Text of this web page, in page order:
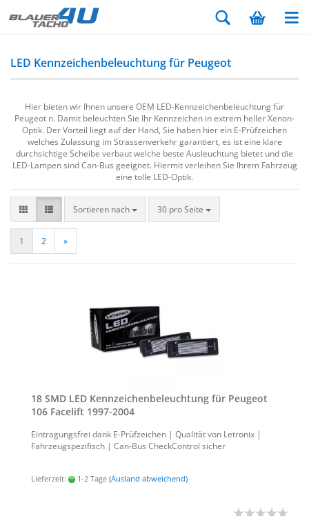
LED Kennzeichenbeleuchtung für Peugeot
Hier bieten wir Ihnen unsere OEM LED-Kennzeichenbeleuchtung für
Peugeot n. Damit beleuchten Sie Ihr Kennzeichen in extrem heller Xenon-
Optik. Der Vorteil liegt auf der Hand, Sie haben hier ein E-Prüfzeichen
welches Zulassung im Strassenverkehr garantiert, es ist eine klare
durchsichtige Scheibe verbaut welche beste Ausleuchtung bietet und die
LED-Lampen sind Can-Bus geeignet. Hiermit verleihen Sie Ihrem Fahrzeug
eine tolle LED-Optik.
Sortieren nach 30 pro Seite
1 2 »
18 SMD LED Kenn­zei­chen­be­leuch­tung für Peu­geot
106 Face­lift 1997-​2004
Ein­tra­gungs­frei dank E-​Prüfzeichen | Qua­li­tät von Le­tro­nix |
Fahr­zeug­spe­zi­fisch | Can-​Bus Check­Con­trol si­cher
Lieferzeit: 1-2 Tage (Ausland abweichend)